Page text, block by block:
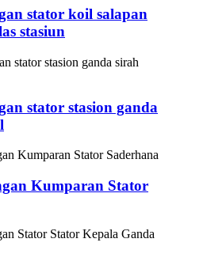
stator koil salapan
stasiun
stator stasion ganda
Kumparan Stator